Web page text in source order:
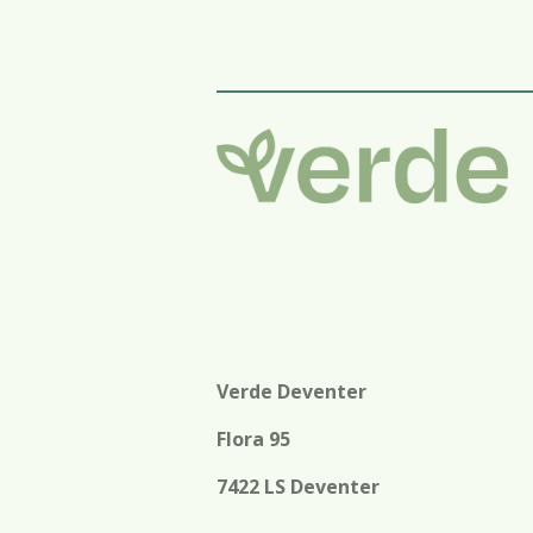
Verde Deventer
Flora 95
7422 LS Deventer